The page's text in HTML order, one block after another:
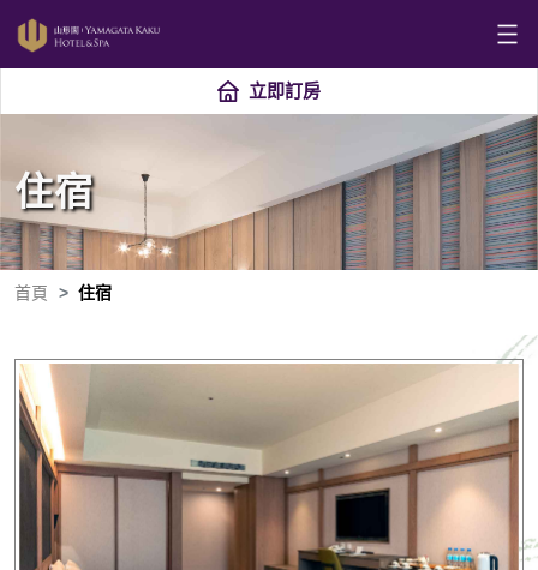
立即訂房
住宿
首頁 住宿